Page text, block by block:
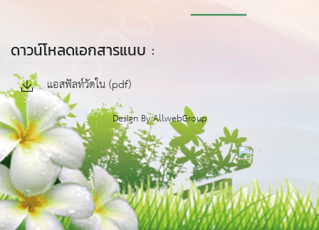
ดาวน์โหลดเอกสารแนบ :
แอสฟัลท์วัดใน (pdf)
Design ByAllwebGroup